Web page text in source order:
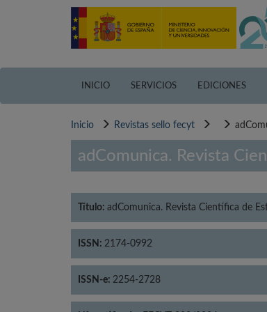
INICIO SERVICIOS EDICIONES
Inicio Revistas sello fecyt
adComunica. Revista
Título: adComunica. Revista Científica de
ISSN: 2174-0992
ISSN-e: 2254-2728